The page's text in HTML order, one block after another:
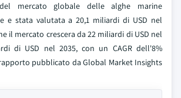
mercato globale delle alghe marine
e stata valutata a 20,1 miliardi di USD nel
il mercato crescera da 22 miliardi di USD nel
di USD nel 2035, con un CAGR dell'8%
pubblicato da Global Market Insights